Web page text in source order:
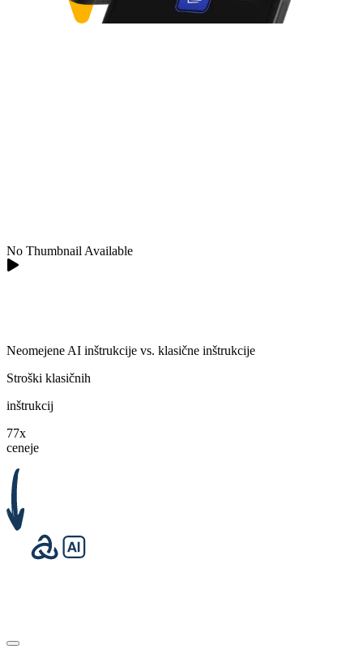
No Thumbnail Available
Neomejene AI inštrukcije vs. klasične inštrukcije
Stroški klasičnih
inštrukcij
77x
ceneje